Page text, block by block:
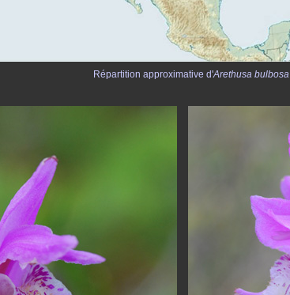
Répartition approximative d'Arethusa bulbosa